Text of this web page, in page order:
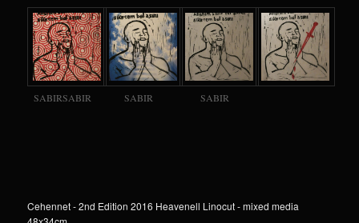
SABIRSABIR SABIR SABIR
Cehennet - 2nd Edition 2016 Heavenell Linocut - mixed media